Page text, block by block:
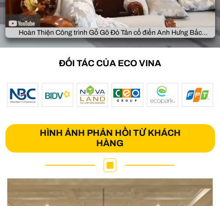
Hoàn Thiện Công trình Gỗ Gõ Đỏ Tân cổ điển Anh Hưng Bắc
Giang
ĐỐI TÁC CỦA ECO VINA
HÌNH ẢNH PHẢN HỒI TỪ KHÁCH
HÀNG